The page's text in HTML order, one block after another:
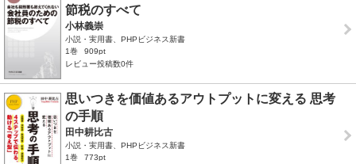
節税のすべて
小林義崇
小説・実用書、PHPビジネス新書
1巻
909pt
レビュー投稿数0件
思いつきを価値あるアウトプットに変える 思考
の手順
田中耕比古
小説・実用書、PHPビジネス新書
1巻
773pt